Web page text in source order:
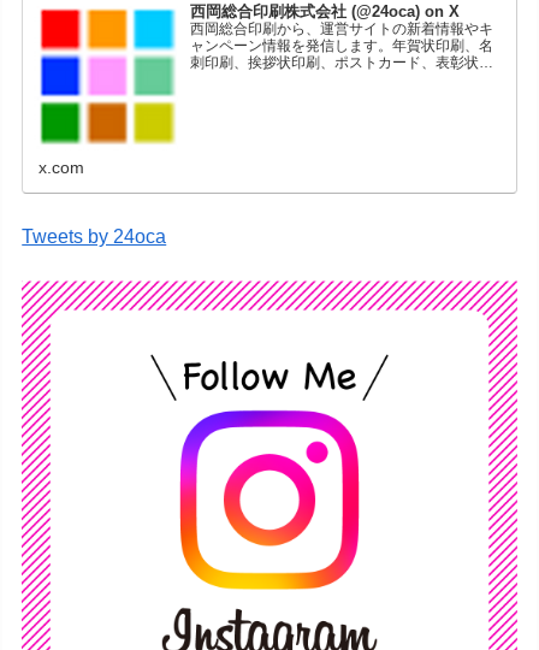
西岡総合印刷株式会社 (@24oca) on X
西岡総合印刷から、運営サイトの新着情報やキ
ャンペーン情報を発信します。年賀状印刷、名
刺印刷、挨拶状印刷、ポストカード、表彰状印
x.com
Tweets by 24oca